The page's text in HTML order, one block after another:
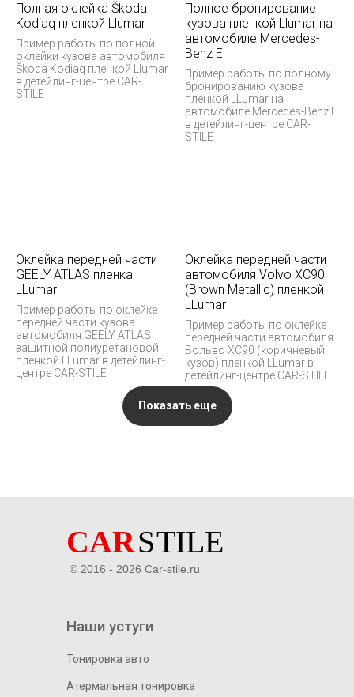
Полная оклейка Škoda
Kodiaq пленкой Llumar
Пример работы по полной
оклейки кузова автомобиля
Škoda Kodiaq пленкой Llumar
в детейлинг-центре CAR-
STILE
Полное бронирование
кузова пленкой Llumar на
автомобиле Mercedes-
Benz E
Пример работы по полному
бронированию кузова
пленкой LLumar на
автомобиле Mercedes-Benz E
в детейлинг-центре CAR-
STILE
Оклейка передней части
GEELY ATLAS пленка
LLumar
Пример работы по оклейке
передней части кузова
автомобиля GEELY ATLAS
защитной полиуретановой
пленкой LLumar в детейлинг-
центре CAR-STILE
Оклейка передней части
автомобиля Volvo XC90
(Brown Metallic) пленкой
LLumar
Пример работы по оклейке
передней части автомобиля
Вольво XC90 (коричневый
кузов) пленкой LLumar в
детейлинг-центре CAR-STILE
Показать еще
Наши устуги
Тонировка авто
Атермальная тонировка
© 2016 - 2026 Car-stile.ru